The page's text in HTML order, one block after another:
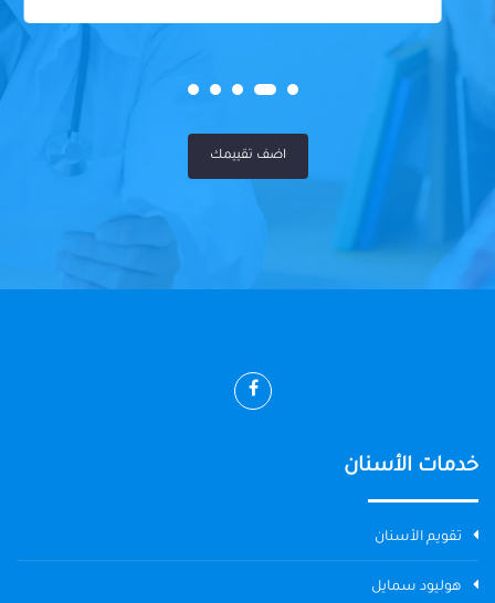
اضف تقييمك
خدمات الأسنان
تقويم الأسنان
هوليود سمايل